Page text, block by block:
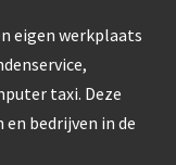
eigen werkplaats
taxi. Deze
bedrijven in de